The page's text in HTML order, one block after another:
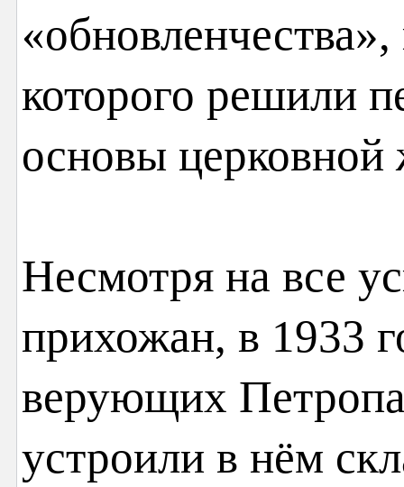
которого решили
основы церковной
Несмотря на все
прихожан, в 1933
верующих
устроили в нём